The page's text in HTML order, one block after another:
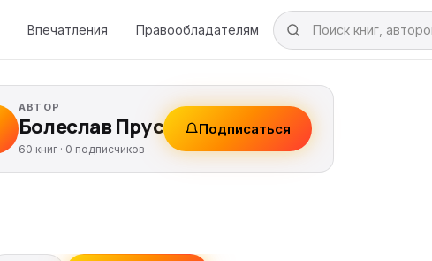
Впечатления Правообладателям
АВТОР
Болеслав Прус
60 книг · 0 подписчиков
Подписаться